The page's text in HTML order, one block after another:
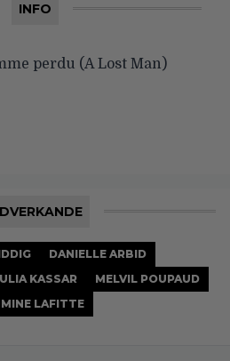
INFO
perdu (A Lost Man)
DANIELLE ARBID
KASSAR
MELVIL POUPAUD
LAFITTE